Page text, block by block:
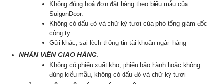
Không đúng hoá đơn đặt hàng theo biểu mẫu của
SaigonDoor.
Không có dấu đỏ và chữ ký tươi của phó tổng giám đốc
công ty.
Gửi khác, sai lệch thông tin tài khoản ngân hàng
NHÂN VIÊN GIAO HÀNG:
Không có phiếu xuất kho, phiếu bảo hành hoặc không
đúng kiểu mẫu, không có dấu đỏ và chữ kỷ tươi